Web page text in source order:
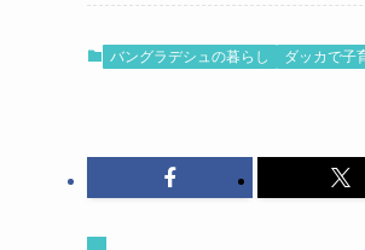
バングラデシュの暮らし ダッカで子